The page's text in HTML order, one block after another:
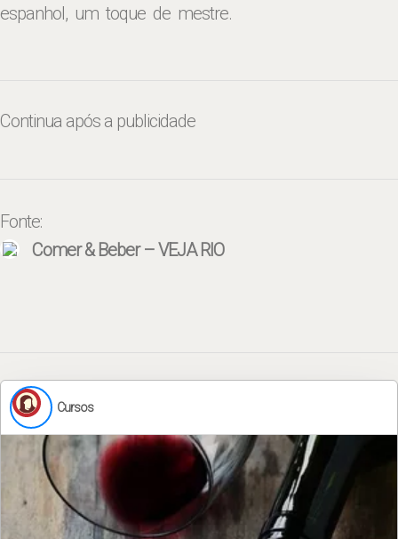
espanhol, um toque de mestre.
Continua após a publicidade
Fonte:
Comer & Beber – VEJA RIO
Cursos